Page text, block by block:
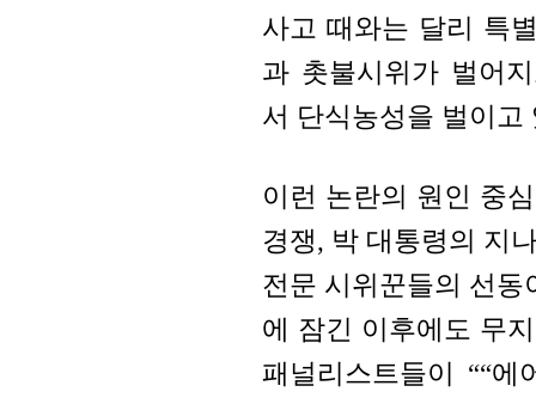
사고 때와는 달리 특
과 촛불시위가 벌어
서 단식농성을 벌이고
이런 논란의 원인 중
경쟁, 박 대통령의 지
전문 시위꾼들의 선
에 잠긴 이후에도 무
패널리스트들이 ““에